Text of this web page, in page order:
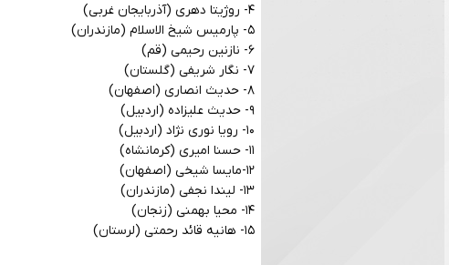
۴- روژیتا دهری (آذربایجان غربی)
۵- پارمیس شیخ الاسلام (مازندران)
۶- نازنین رحیمی (قم)
۷- نگار شریفی (گلستان)
۸- حدیث انصاری (اصفهان)
۹- حدیث علیزاده (اردبیل)
۱۰- رویا نوری نژاد (اردبیل)
۱۱- حسنا امیری (کرمانشاه)
۱۲-مایسا شیخی (اصفهان)
۱۳- لیندا نجفی (مازندران)
۱۴- محیا بهمنی (زنجان)
۱۵- هانیه قائد رحمتی (لرستان)